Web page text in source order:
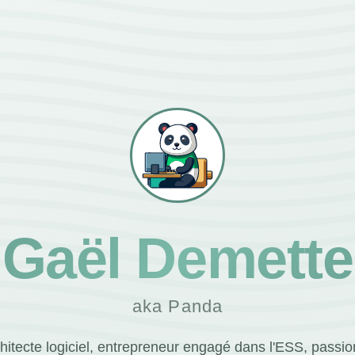
Gaël Demette
aka Panda
logiciel, entrepreneur engagé dans l'ESS,